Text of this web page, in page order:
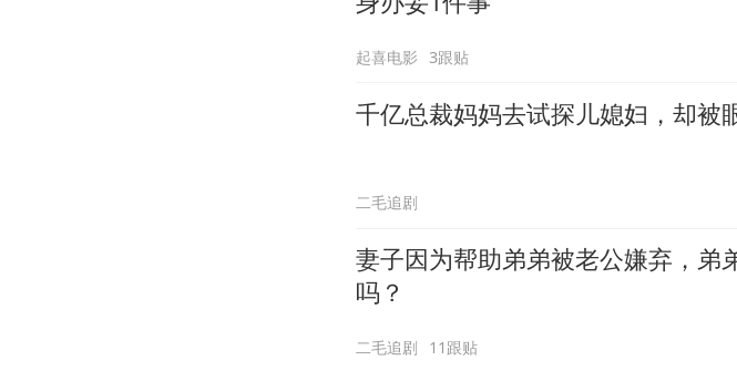
起喜电影 3跟贴
千亿总裁妈妈去试探儿媳妇，却被
二毛追剧
妻子因为帮助弟弟被老公嫌弃，弟
吗？
二毛追剧 11跟贴